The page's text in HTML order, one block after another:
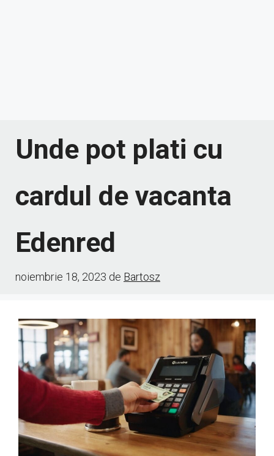
Unde pot plati cu
cardul de vacanta
Edenred
noiembrie 18, 2023 de Bartosz